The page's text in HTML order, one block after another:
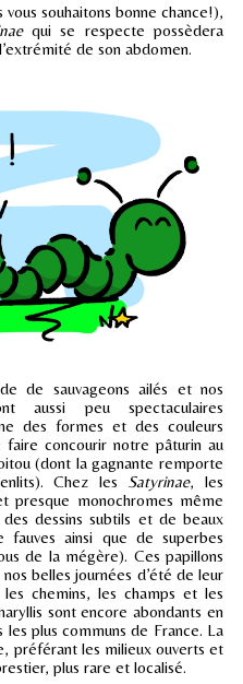
souhaitons bonne chance!),
qui se respecte possèdera
de son abdomen.
de sauvageons ailés et nos
aussi peu spectaculaires
des formes et des couleurs
concourir notre pâturin au
(dont la gagnante remporte
Chez les
Satyrinae, les
presque monochromes même
dessins subtils et de beaux
ainsi que de superbes
de la mégère). Ces papillons
belles journées d’été de leur
chemins, les champs et les
sont encore abondants en
plus communs de France. La
préférant les milieux ouverts et
plus rare et localisé.